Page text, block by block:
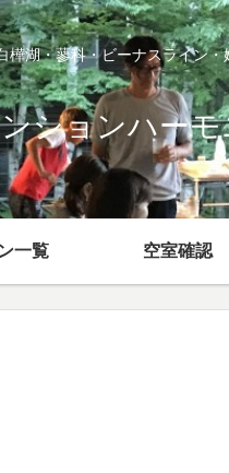
樺湖・蓼科・ビーナスライン
ションハー
一覧 空室確認